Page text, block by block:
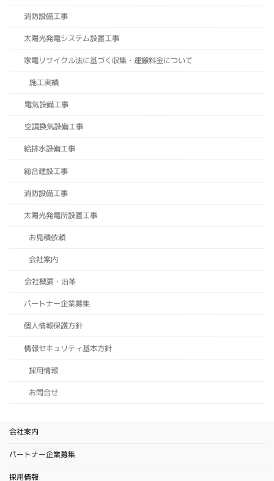
消防設備工事
太陽光発電システム設置工事
家電リサイクル法に基づく収集・運搬料金について
施工実績
電気設備工事
空調換気設備工事
給排水設備工事
総合建設工事
消防設備工事
太陽光発電所設置工事
お見積依頼
会社案内
会社概要・沿革
パートナー企業募集
個人情報保護方針
情報セキュリティ基本方針
採用情報
お問合せ
会社案内
パートナー企業募集
採用情報